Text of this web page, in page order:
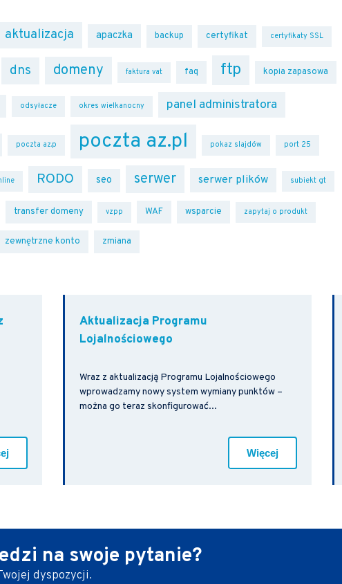
aktualizacja apaczka backup certyfikat certyfikaty SSL
dns domeny faktura vat faq ftp kopia zapasowa
odsyłacze okres wielkanocny panel administratora
poczta az.p poczta az.pl pokaz slajdów port 25
RODO seo serwer serwer plików subiekt gt
transfer domeny vzpp WAF wsparcie zapytaj o produkt
zewnętrzne konto zmiana
Aktualizacja Programu
Lojalnościowego
Wraz z aktualizacją Programu Lojalnościowego
wprowadzamy nowy system wymiany punktów –
można go teraz skonfigurować...
Więcej
na swoje pytanie?
dyspozycji.